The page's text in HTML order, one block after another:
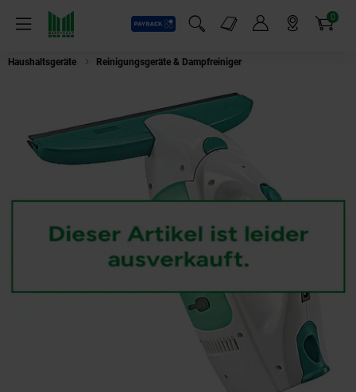
Menü
Payback
Suchfeld einblenden
Markt-Angebote 0
Artikel
Haushaltsgeräte Reinigungsgeräte & Dampfreiniger